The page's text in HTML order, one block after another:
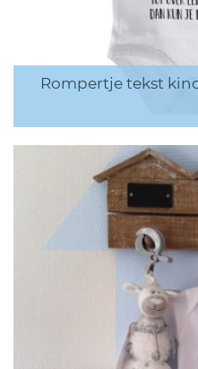
Rompertje tekst